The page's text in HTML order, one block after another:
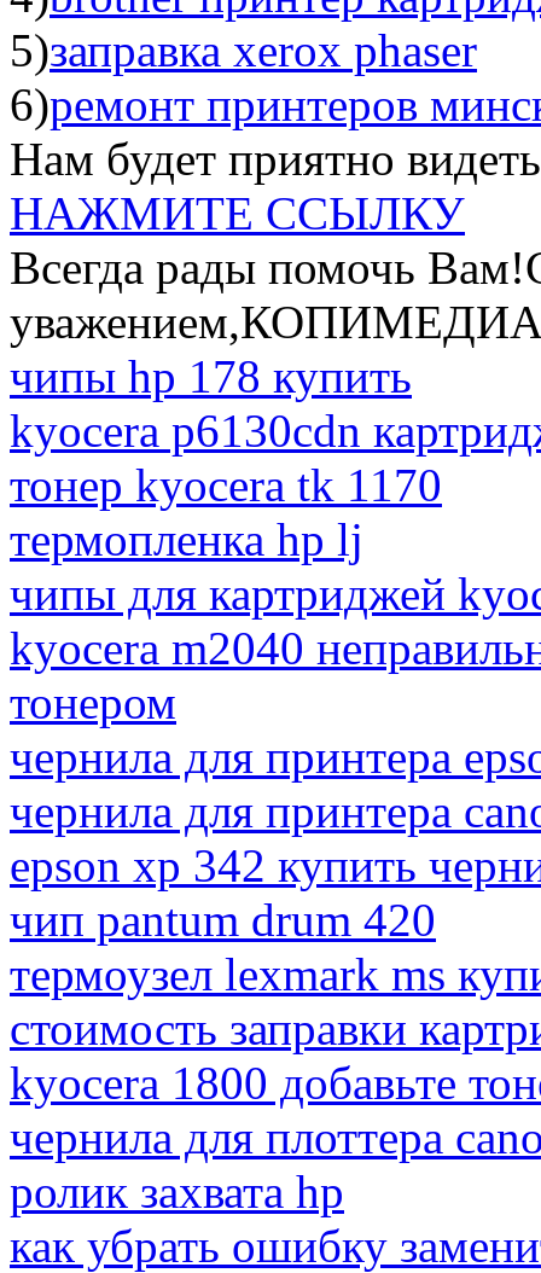
5)заправка xerox phaser
6)ремонт принтеров
Нам будет приятно
НАЖМИТЕ ССЫЛКУ
Всегда рады помочь
чипы hp 178 купить
kyocera p6130cdn
тонер kyocera tk 1170
термопленка hp lj
чипы для картриджей
kyocera m2040
тонером
чернила для принтера
чернила для принтера
epson xp 342 купить
чип pantum drum 420
термоузел lexmark ms
стоимость заправки
kyocera 1800 добавьте
чернила для плоттера
ролик захвата hp
как убрать ошибку